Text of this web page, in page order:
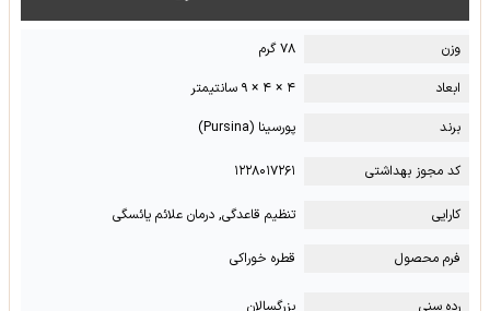
وزن
۷۸ گرم
ابعاد
۴ × ۴ × ۹ سانتیمتر
برند
پورسینا (Pursina)
کد مجوز بهداشتی ۱۲۲۸۰۱۷۲۶۱
کارایی تنظیم قاعدگی, درمان علائم یائسگی
فرم محصول قطره خوراکی
رده سنی بزرگسالان